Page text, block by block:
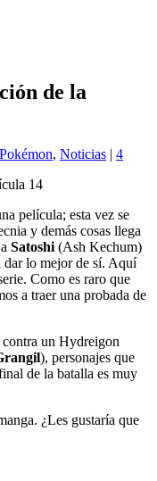
de la
, Noticias | 4
película; esta vez se
y demás cosas llega
Satoshi (Ash Kechum)
dar lo mejor de sí. Aquí
Como es raro que
a traer una probada de
contra un Hydreigon
), personajes que
de la batalla es muy
¿Les gustaría que